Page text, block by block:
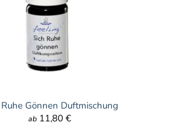
Gönnen Duftmischung
ab 11,80 €